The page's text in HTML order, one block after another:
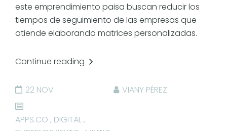
este emprendimiento paisa buscan reducir los
tiempos de seguimiento de las empresas que
atiende elaborando matrices personalizadas.
Continue reading
22 NOV VIANY PÉREZ
APPS.CO , DIGITAL,